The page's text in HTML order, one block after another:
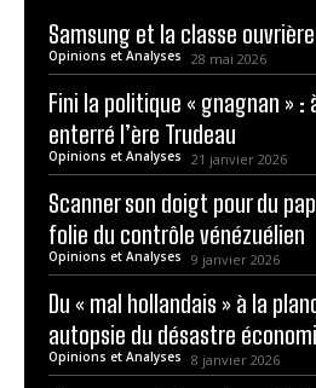
Samsung et la classe
Opinions et Analyses 28 mai 2026
Fini la politique « gnagnan » :
enterré l’ère Trudeau
Opinions et Analyses 21 janvier 2026
Scanner son doigt pour du
folie du contrôle vénézuélien
Opinions et Analyses 9 janvier 2026
Du « mal hollandais » à la
autopsie du désastre
Opinions et Analyses 8 janvier 2026